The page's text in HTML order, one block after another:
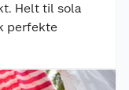
Helt til sola
perfekte